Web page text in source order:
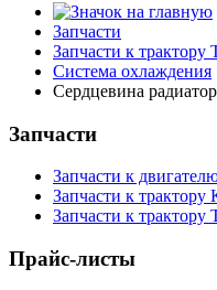
Запчасти
Запчасти к трактору
Система охлаждения
Сердцевина
Запчасти
Запчасти к
Запчасти к
Запчасти к трактору
Прайс-листы